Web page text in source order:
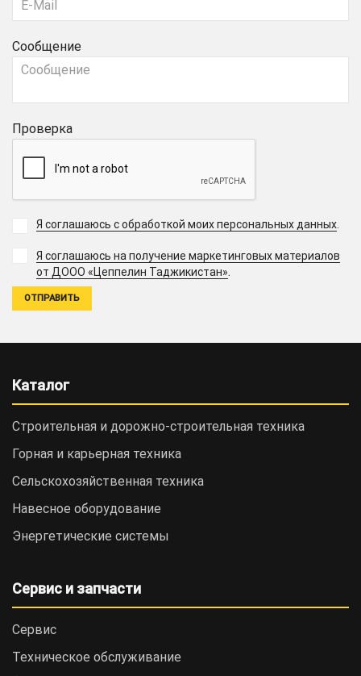
Сообщение
Проверка
Я соглашаюсь с обработкой моих персональных данных
Я соглашаюсь на получение маркетинговых материалов
от ДООО «Цеппелин Таджикистан».
Каталог
Строительная и дорожно-cтроительная техника
Горная и карьерная техника
Сельскохозяйственная техника
Навесное оборудование
Энергетические системы
Сервис и запчасти
Сервис
Техническое обслуживание